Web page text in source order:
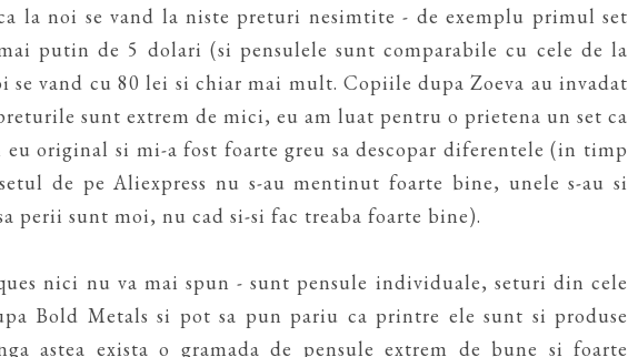
la noi se vand la niste preturi nesimtite - de exemplu primul set
putin de 5 dolari (si pensulele sunt comparabile cu cele de la
se vand cu 80 lei si chiar mai mult. Copiile dupa Zoeva au invadat
sunt extrem de mici, eu am luat pentru o prietena un set ca
eu original si mi-a fost foarte greu sa descopar diferentele (in timp
de pe Aliexpress nu s-au mentinut foarte bine, unele s-au si
perii sunt moi, nu cad si-si fac treaba foarte bine).
nici nu va mai spun - sunt pensule individuale, seturi din cele
Bold Metals si pot sa pun pariu ca printre ele sunt si produse
astea exista o gramada de pensule extrem de bune si foarte